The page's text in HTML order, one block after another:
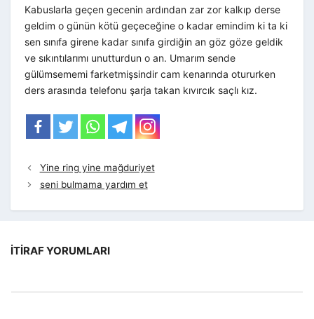
Kabuslarla geçen gecenin ardından zar zor kalkıp derse
geldim o günün kötü geçeceğine o kadar emindim ki ta ki
sen sınıfa girene kadar sınıfa girdiğin an göz göze geldik
ve sıkıntılarımı unutturdun o an. Umarım sende
gülümsememi farketmişsindir cam kenarında otururken
ders arasında telefonu şarja takan kıvırcık saçlı kız.
Yine ring yine mağduriyet
seni bulmama yardım et
İTIRAF YORUMLARI